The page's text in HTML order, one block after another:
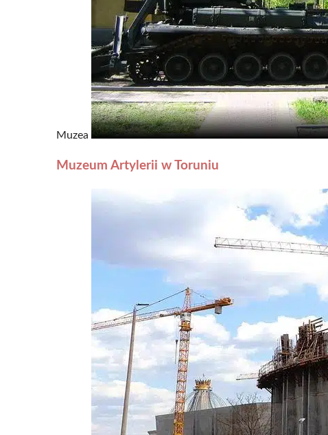
Muzea
Muzeum Artylerii w Toruniu